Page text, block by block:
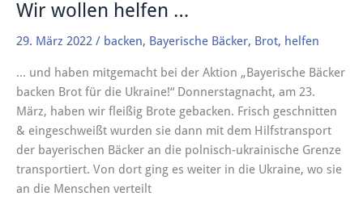
Wir wollen helfen …
29. März 2022 / backen, Bayerische Bäcker, Brot, helfen
… und haben mitgemacht bei der Aktion „Bayerische Bäcker
backen Brot für die Ukraine!“ Donnerstagnacht, am 23.
März, haben wir fleißig Brote gebacken. Frisch geschnitten
& eingeschweißt wurden sie dann mit dem Hilfstransport
der bayerischen Bäcker an die polnisch-ukrainische Grenze
transportiert. Von dort ging es weiter in die Ukraine, wo sie
an die Menschen verteilt